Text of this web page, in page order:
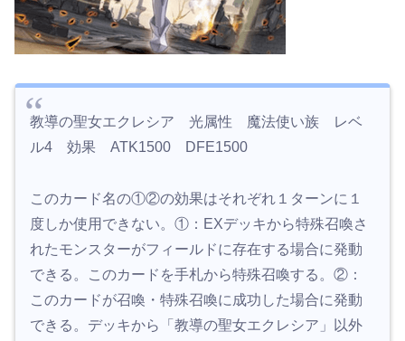
教導の聖女エクレシア 光属性 魔法使い族 レベ
ル4 効果 ATK1500 DFE1500
このカード名の①②の効果はそれぞれ１ターンに１
度しか使用できない。①：EXデッキから特殊召喚さ
れたモンスターがフィールドに存在する場合に発動
できる。このカードを手札から特殊召喚する。②：
このカードが召喚・特殊召喚に成功した場合に発動
できる。デッキから「教導の聖女エクレシア」以外